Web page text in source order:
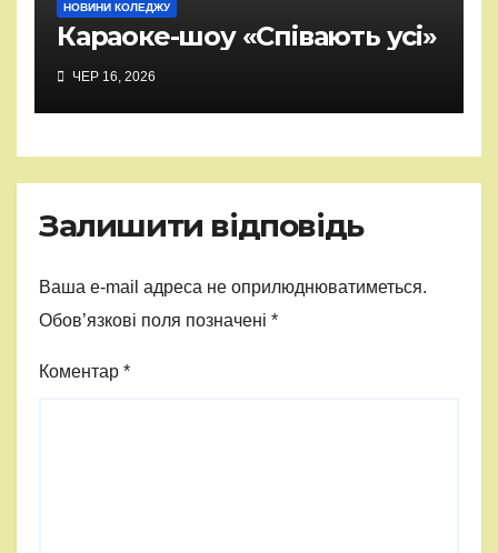
НОВИНИ КОЛЕДЖУ
Караоке-шоу «Співають усі»
ЧЕР 16, 2026
Залишити відповідь
Ваша e-mail адреса не оприлюднюватиметься.
Обов’язкові поля позначені *
Коментар *